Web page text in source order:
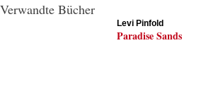
Verwandte Bücher
Levi Pinfold
Paradise Sands